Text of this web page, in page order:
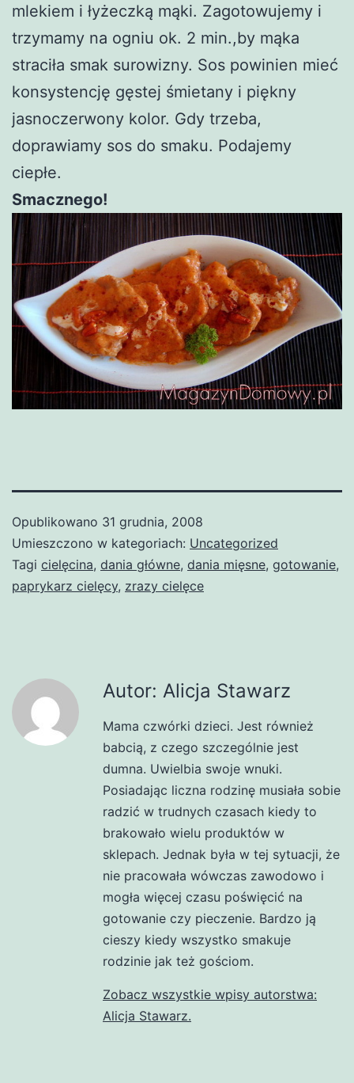
mlekiem i łyżeczką mąki. Zagotowujemy i
trzymamy na ogniu ok. 2 min.,by mąka
straciła smak surowizny. Sos powinien mieć
konsystencję gęstej śmietany i piękny
jasnoczerwony kolor. Gdy trzeba,
doprawiamy sos do smaku. Podajemy
ciepłe.
Smacznego!
Opublikowano 31 grudnia, 2008
Umieszczono w kategoriach: Uncategorized
Tagi cielęcina, dania główne, dania mięsne, gotowanie,
paprykarz cielęcy, zrazy cielęce
Autor: Alicja Stawarz
Mama czwórki dzieci. Jest również
babcią, z czego szczególnie jest
dumna. Uwielbia swoje wnuki.
Posiadając liczna rodzinę musiała sobie
radzić w trudnych czasach kiedy to
brakowało wielu produktów w
sklepach. Jednak była w tej sytuacji, że
nie pracowała wówczas zawodowo i
mogła więcej czasu poświęcić na
gotowanie czy pieczenie. Bardzo ją
cieszy kiedy wszystko smakuje
rodzinie jak też gościom.
Zobacz wszystkie wpisy autorstwa:
Alicja Stawarz.